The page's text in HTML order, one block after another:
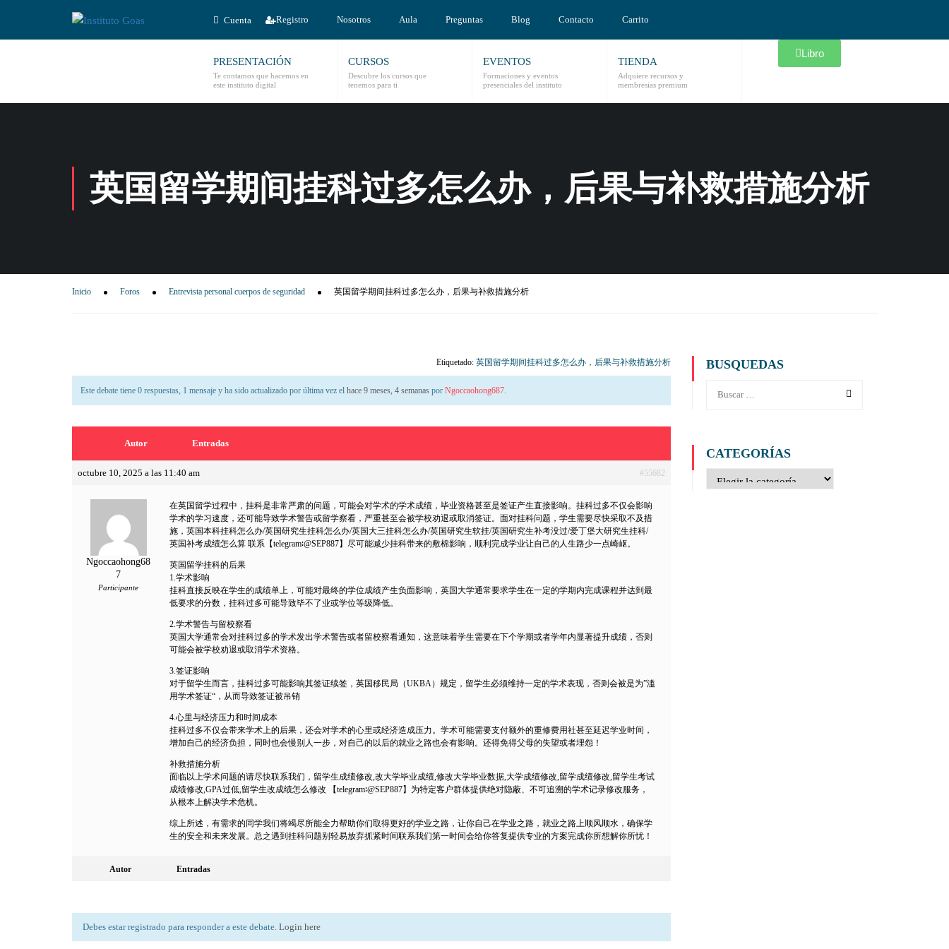
Cuenta Registro Nosotros Aula Preguntas Blog Contacto Carrito
PRESENTACIÓN
Te contamos que hacemos en
este instituto digital
CURSOS
Descubre los cursos que
tenemos para ti
EVENTOS
Formaciones y eventos
presenciales del instituto
TIENDA
Adquiere recursos y
membresias premium
Libro
英国留学期间挂科过多怎么办，后果与补救措施分析
Inicio Foros Entrevista personal cuerpos de seguridad 英国留学期间挂科过多怎么办，后果与补救措施分析
Etiquetado: 英国留学期间挂科过多怎么办，后果与补救措施分析
Este debate tiene 0 respuestas, 1 mensaje y ha sido actualizado por última vez el hace 9 meses, 4 semanas por Ngoccaohong687.
Autor Entradas
octubre 10, 2025 a las 11:40 am #55682
Ngoccaohong68
7
Participante
在英国留学过程中，挂科是非常严肃的问题，可能会对学术的学术成绩，毕业资格甚至是签证产生直接影响。挂科过多不仅会影响
学术的学习速度，还可能导致学术警告或留学察看，严重甚至会被学校劝退或取消签证。面对挂科问题，学生需要尽快采取不及措
施，英国本科挂科怎么办/英国研究生挂科怎么办/英国大三挂科怎么办/英国研究生软挂/英国研究生补考没过/爱丁堡大研究生挂科/
英国补考成绩怎么算 联系【telegram∶@SEP887】尽可能减少挂科带来的敷棉影响，顺利完成学业让自己的人生路少一点崎岖。
英国留学挂科的后果
1.学术影响
挂科直接反映在学生的成绩单上，可能对最终的学位成绩产生负面影响，英国大学通常要求学生在一定的学期内完成课程并达到最
低要求的分数，挂科过多可能导致毕不了业或学位等级降低。
2.学术警告与留校察看
英国大学通常会对挂科过多的学术发出学术警告或者留校察看通知，这意味着学生需要在下个学期或者学年内显著提升成绩，否则
可能会被学校劝退或取消学术资格。
3.签证影响
对于留学生而言，挂科过多可能影响其签证续签，英国移民局（UKBA）规定，留学生必须维持一定的学术表现，否则会被是为”滥
用学术签证“，从而导致签证被吊销
4.心里与经济压力和时间成本
挂科过多不仅会带来学术上的后果，还会对学术的心里或经济造成压力。学术可能需要支付额外的重修费用社甚至延迟学业时间，
增加自己的经济负担，同时也会慢别人一步，对自己的以后的就业之路也会有影响。还得免得父母的失望或者埋怨！
补救措施分析
面临以上学术问题的请尽快联系我们，留学生成绩修改,改大学毕业成绩,修改大学毕业数据,大学成绩修改,留学成绩修改,留学生考试
成绩修改,GPA过低,留学生改成绩怎么修改 【telegram∶@SEP887】为特定客户群体提供绝对隐蔽、不可追溯的学术记录修改服务，
从根本上解决学术危机。
综上所述，有需求的同学我们将竭尽所能全力帮助你们取得更好的学业之路，让你自己在学业之路，就业之路上顺风顺水，确保学
生的安全和未来发展。总之遇到挂科问题别轻易放弃抓紧时间联系我们第一时间会给你答复提供专业的方案完成你所想解你所忧！
Autor Entradas
Debes estar registrado para responder a este debate. Login here
BUSQUEDAS
CATEGORÍAS